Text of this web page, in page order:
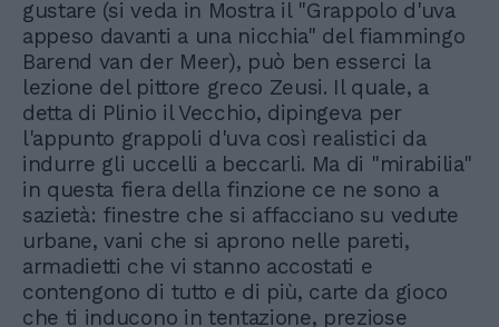
gustare (si veda in Mostra il "Grappolo d'uva
appeso davanti a una nicchia" del fiammingo
Barend van der Meer), può ben esserci la
lezione del pittore greco Zeusi. Il quale, a
detta di Plinio il Vecchio, dipingeva per
l'appunto grappoli d'uva così realistici da
indurre gli uccelli a beccarli. Ma di "mirabilia"
in questa fiera della finzione ce ne sono a
sazietà: finestre che si affacciano su vedute
urbane, vani che si aprono nelle pareti,
armadietti che vi stanno accostati e
contengono di tutto e di più, carte da gioco
che ti inducono in tentazione, preziose